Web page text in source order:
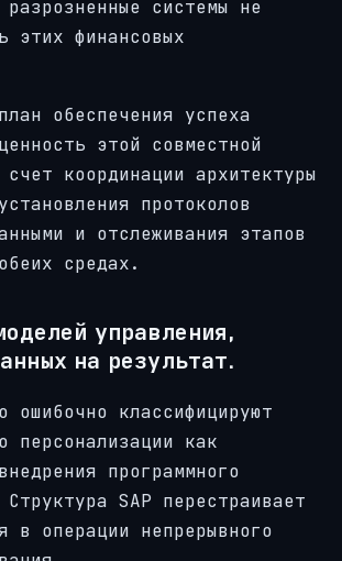
разрозненные системы не
этих финансовых
обеспечения успеха
этой совместной
координации архитектуры
протоколов
и отслеживания этапов
средах.
управления,
на результат.
ошибочно классифицируют
персонализации как
программного
SAP перестраивает
в операции непрерывного